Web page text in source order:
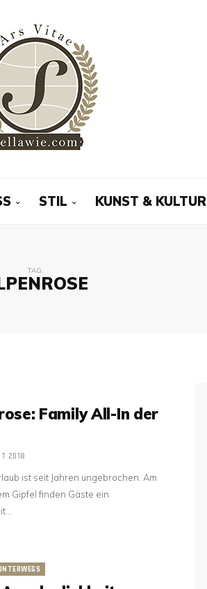
STIL KUNST & KULTUR
TAG:
Family All-In der
2018
ist seit Jahren ungebrochen. Am
Gipfel finden Gäste ein